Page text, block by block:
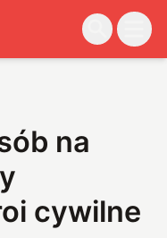
na
cywilne